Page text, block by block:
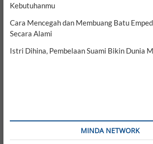
Kebutuhanmu
Cara Mencegah dan Membuang Batu
Secara Alami
Istri Dihina, Pembelaan Suami Bikin Dunia
MINDA NETWORK